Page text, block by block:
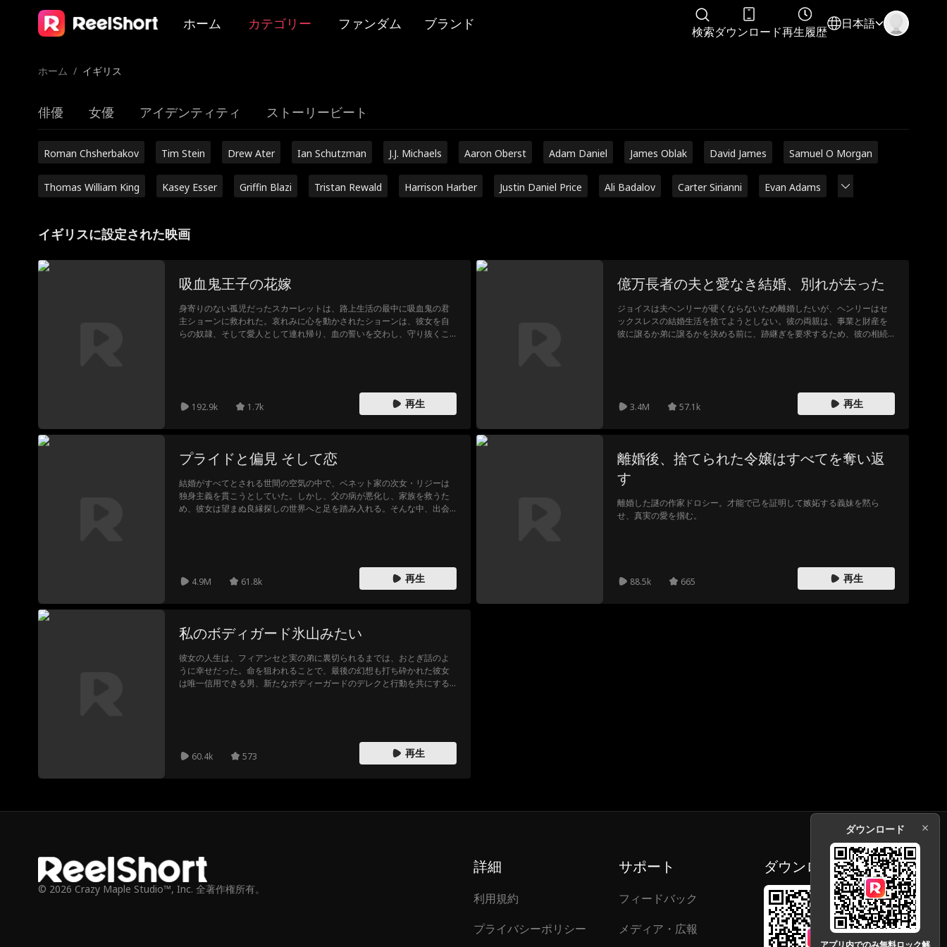
ホーム カテゴリー ファンダム ブランド
検索ダウンロード再生履歴
日本語
ホーム / イギリス
俳優 女優 アイデンティティ ストーリービート
Roman Chsherbakov Tim Stein Drew Ater Ian Schutzman J.J. Michaels Aaron Oberst Adam Daniel James Oblak David James Samuel O Morgan
Thomas William King Kasey Esser Griffin Blazi Tristan Rewald Harrison Harber Justin Daniel Price Ali Badalov Carter Sirianni Evan Adams
イギリスに設定された映画
吸血鬼王子の花嫁
身寄りのない孤児だったスカーレットは、路上生活の最中に吸血鬼の君
主ショーンに救われた。哀れみに心を動かされたショーンは、彼女を自
らの奴隷、そして愛人として連れ帰り、血の誓いを交わし、守り抜くこ
ショーンは、血の誓いを交わした夜を忘れ、スカーレットを死に追いや
った。屈辱と深い傷を負った彼女は、ついに自らの人生を生きることを
新たな白馬の王子様が、かつて自分が助けた人物だとは気づいていなか
192.9k 1.7k 再生
億万長者の夫と愛なき結婚、別れが去った
ジョイスは夫ヘンリーが硬くならないため離婚したいが、ヘンリーはセ
ックスレスの結婚生活を捨てようとしない。彼の両親は、事業と財産を
彼に譲るか弟に譲るかを決める前に、跡継ぎを要求するため、彼の相続
3.4M
57.1k 再生
プライドと偏見 そして恋
結婚がすべてとされる世間の空気の中で、ベネット家の次女・リジーは
独身主義を貫こうとしていた。しかし、父の病が悪化し、家族を救うた
め、彼女は望まぬ良縁探しの世界へと足を踏み入れる。そんな中、出会
4.9M 61.8k 再生
離婚後、捨てられた令嬢はすべてを奪い返
す
離婚した謎の作家ドロシー。才能で己を証明して嫉妬する義妹を黙ら
せ、真実の愛を掴む。
88.5k 665 再生
私のボディガード氷山みたい
彼女の人生は、フィアンセと実の弟に裏切られるまでは、おとぎ話のよ
うに幸せだった。命を狙われることで、最後の幻想も打ち砕かれた彼女
は唯一信用できる男、新たなボディーガードのデレクと行動を共にする
60.4k
573 再生
© 2026 Crazy Maple Studio™, Inc. 全著作権所有。
詳細
利用規約
プライバシーポリシー
サポート
フィードバック
メディア・広報
ダウンロード
ダウンロード
アプリ内でのみ無料ロック解